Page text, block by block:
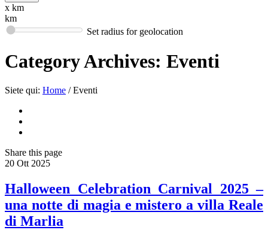
x km
km
Set radius for geolocation
Category Archives: Eventi
Siete qui: Home / Eventi
Share this page
20 Ott 2025
Halloween Celebration Carnival 2025 –
una notte di magia e mistero a villa Reale
di Marlia